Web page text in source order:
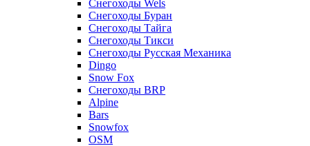
Снегоходы Wels
Снегоходы Буран
Снегоходы Тайга
Снегоходы Тикси
Снегоходы Русская Механика
Dingo
Snow Fox
Снегоходы BRP
Alpine
Bars
Snowfox
OSM